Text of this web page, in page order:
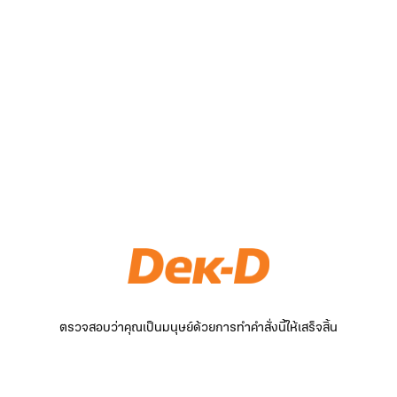
ตรวจสอบว่าคุณเป็นมนุษย์ด้วยการทำคำสั่งนี้ให้เสร็จสิ้น